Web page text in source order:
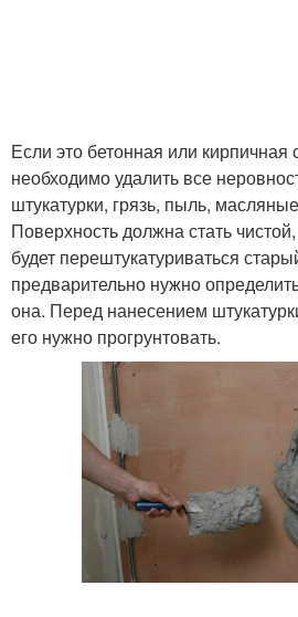
Если это бетонная или кирпичная
необходимо удалить все
штукатурки, грязь, пыль,
Поверхность должна стать
будет перештукатуриваться
предварительно нужно
она. Перед нанесением
его нужно прогрунтовать.